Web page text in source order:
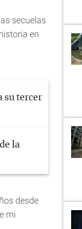
secuelas
en
su tercer
la
desde
mi